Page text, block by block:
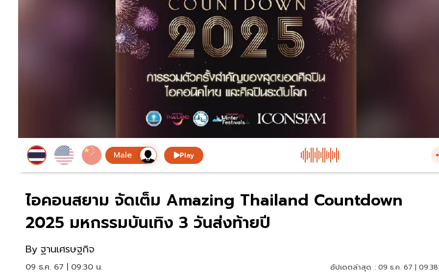
Play
ไอคอนสยาม จัดเต็ม Amazing Thailand Countdown
2025 มหกรรมบันเทิง 3 วันส่งท้ายปี
By ฐานเศรษฐกิจ
09 ธ.ค. 67 | 09:30 น. อัปเดตล่าสุด : 09 ธ.ค. 67 |